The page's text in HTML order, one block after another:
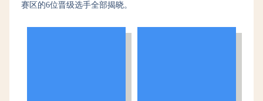
赛区的6位晋级选手全部揭晓。